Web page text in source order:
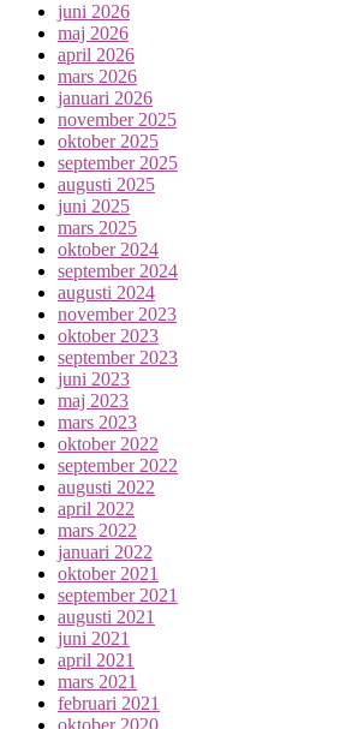
juni 2026
maj 2026
april 2026
mars 2026
januari 2026
november 2025
oktober 2025
september 2025
augusti 2025
juni 2025
mars 2025
oktober 2024
september 2024
augusti 2024
november 2023
oktober 2023
september 2023
juni 2023
maj 2023
mars 2023
oktober 2022
september 2022
augusti 2022
april 2022
mars 2022
januari 2022
oktober 2021
september 2021
augusti 2021
juni 2021
april 2021
mars 2021
februari 2021